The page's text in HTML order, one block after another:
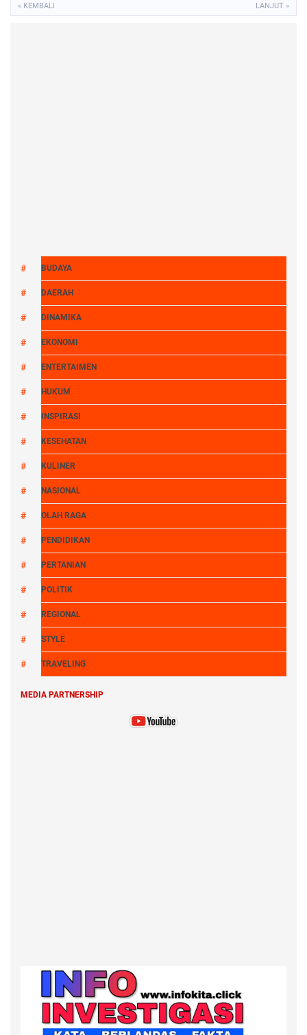
« KEMBALI LANJUT »
BUDAYA
DAERAH
DINAMIKA
EKONOMI
ENTERTAIMEN
HUKUM
INSPIRASI
KESEHATAN
KULINER
NASIONAL
OLAH RAGA
PENDIDIKAN
PERTANIAN
POLITIK
REGIONAL
STYLE
TRAVELING
MEDIA PARTNERSHIP